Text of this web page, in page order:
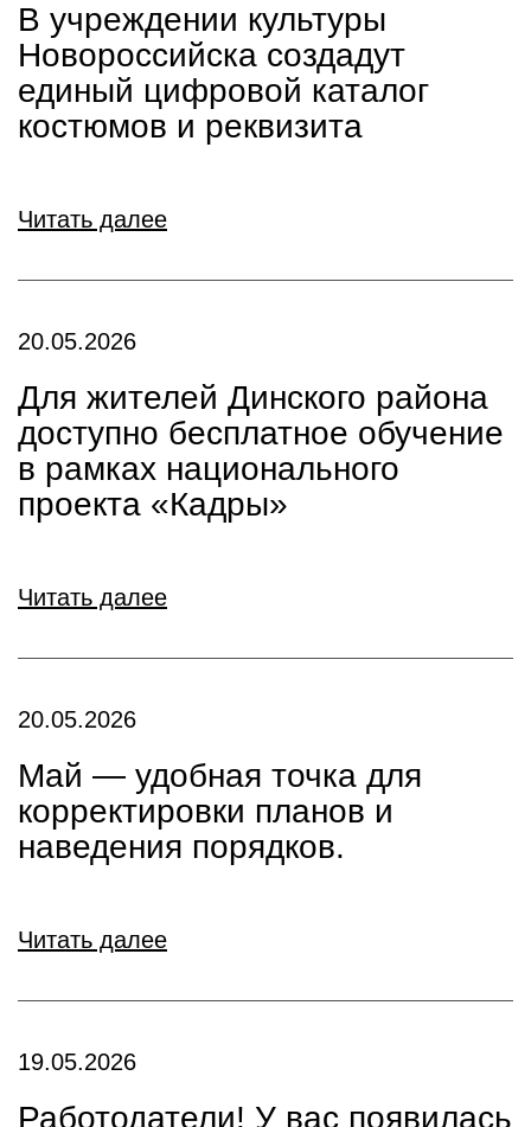
В учреждении культуры
Новороссийска создадут
единый цифровой каталог
костюмов и реквизита
Читать далее
20.05.2026
Для жителей Динского района
доступно бесплатное обучение
в рамках национального
проекта «Кадры»
Читать далее
20.05.2026
Май — удобная точка для
корректировки планов и
наведения порядков.
Читать далее
19.05.2026
Работодатели! У вас появилась